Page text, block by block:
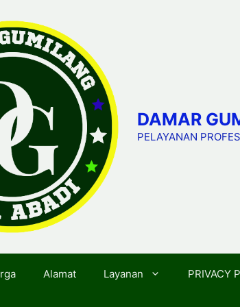
DAMAR
PELAYANAN
Alamat Layanan PRIVACY